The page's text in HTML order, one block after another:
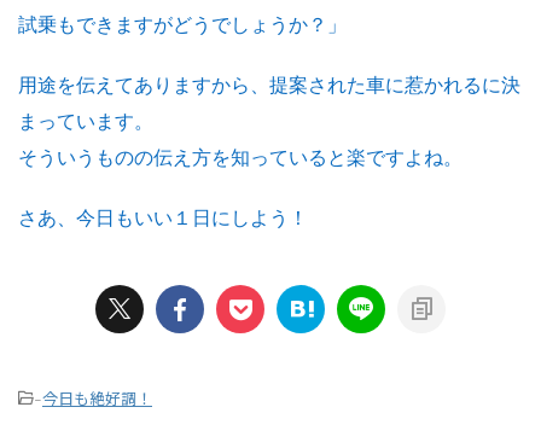
試乗もできますがどうでしょうか？」
用途を伝えてありますから、提案された車に惹かれるに決
まっています。
そういうものの伝え方を知っていると楽ですよね。
さあ、今日もいい１日にしよう！
-今日も絶好調！